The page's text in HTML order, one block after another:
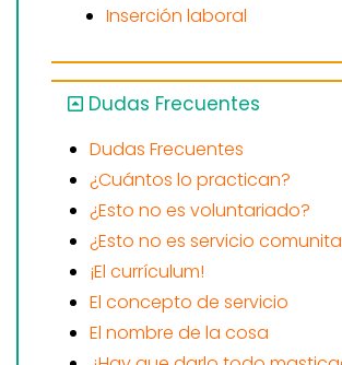
Inserción laboral
Dudas Frecuentes
Dudas Frecuentes
¿Cuántos lo practican?
¿Esto no es voluntariado?
¿Esto no es servicio
¡El currículum!
El concepto de servicio
El nombre de la cosa